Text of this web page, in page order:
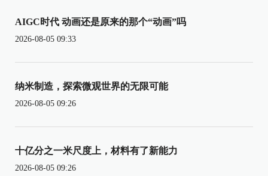
AIGC时代 动画还是原来的那个“动画”吗
2026-08-05 09:33
纳米制造，探索微观世界的无限可能
2026-08-05 09:26
十亿分之一米尺度上，材料有了新能力
2026-08-05 09:26